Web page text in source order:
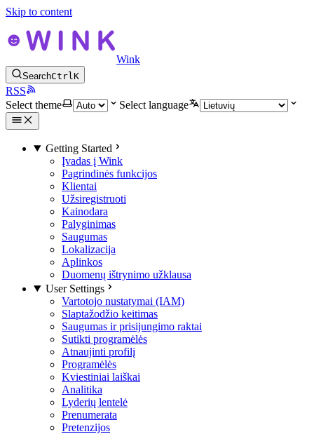
Skip to content
Wink
SearchCtrlK
RSS
Select theme
Select language
Getting Started
Įvadas į Wink
Pagrindinės funkcijos
Klientai
Užsiregistruoti
Kainodara
Palyginimas
Saugumas
Lokalizacija
Aplinkos
Duomenų ištrynimo užklausa
User Settings
Vartotojo nustatymai (IAM)
Slaptažodžio keitimas
Saugumas ir prisijungimo raktai
Sutikti programėlės
Atnaujinti profilį
Programėlės
Kviestiniai laiškai
Analitika
Lyderių lentelė
Prenumerata
Pretenzijos